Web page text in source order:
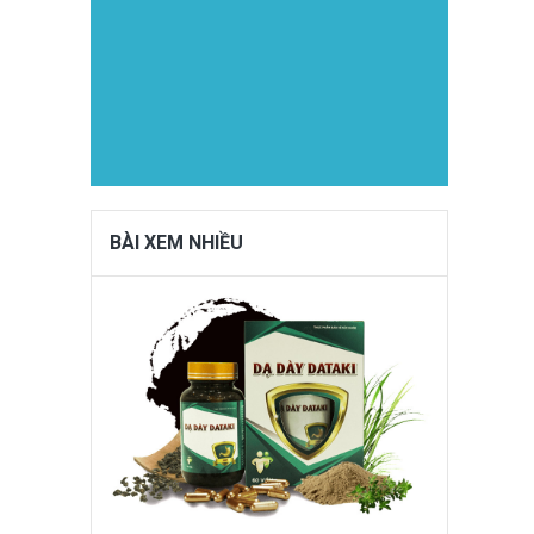
BÀI XEM NHIỀU